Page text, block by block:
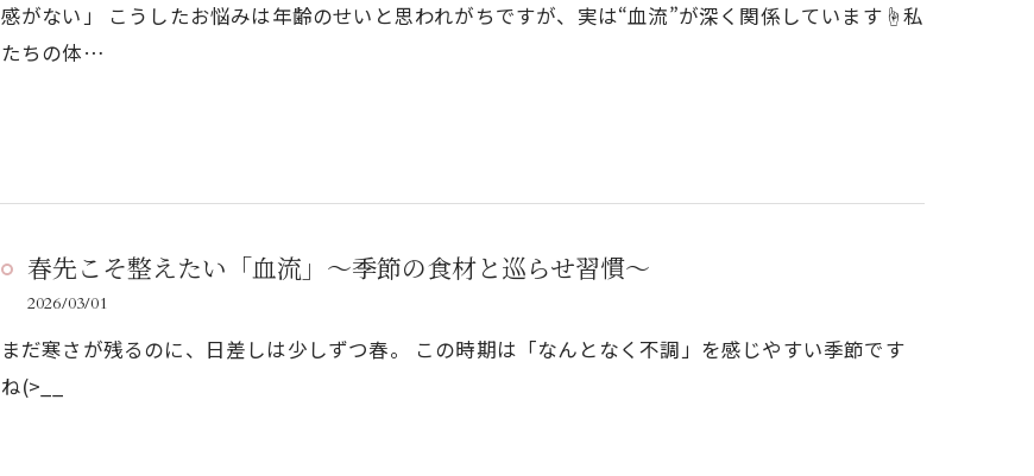
感がない」 こうしたお悩みは年齢のせいと思われがちですが、実は“血流”が深く関係しています☝私
たちの体…
春先こそ整えたい「血流」〜季節の食材と巡らせ習慣〜
2026/03/01
まだ寒さが残るのに、日差しは少しずつ春。 この時期は「なんとなく不調」を感じやすい季節です
ね(>__